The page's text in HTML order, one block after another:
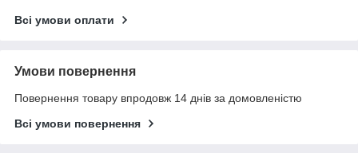
Всі умови оплати
Умови повернення
Повернення товару впродовж 14 днів за домовленістю
Всі умови повернення